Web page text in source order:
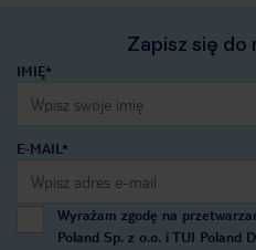
Zapisz się
IMIĘ*
E-MAIL*
Wyrażam zgodę na
Poland Sp. z o.o. i TUI Poland